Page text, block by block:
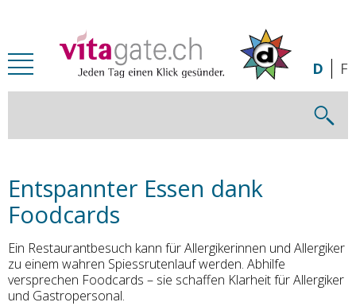
D F
Entspannter Essen dank
Foodcards
Ein Restaurantbesuch kann für Allergikerinnen und Allergiker
zu einem wahren Spiessrutenlauf werden. Abhilfe
versprechen Foodcards – sie schaffen Klarheit für Allergiker
und Gastropersonal.